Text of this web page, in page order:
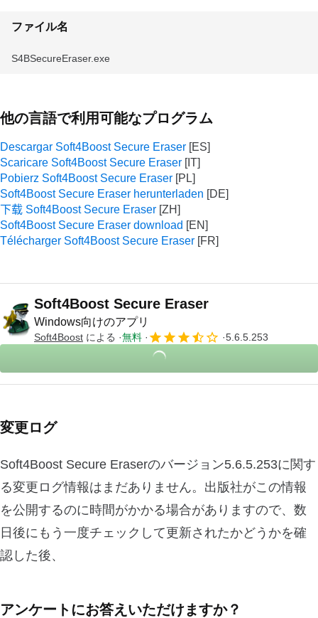
ファイル名
S4BSecureEraser.exe
他の言語で利用可能なプログラム
Descargar Soft4Boost Secure Eraser
Scaricare Soft4Boost Secure Eraser
Pobierz Soft4Boost Secure Eraser
Soft4Boost Secure Eraser herunterladen
下载 Soft4Boost Secure Eraser
Soft4Boost Secure Eraser download
Télécharger Soft4Boost Secure Eraser
Soft4Boost Secure Eraser
Windows向けのアプリ
Soft4Boost による 無料 5.6.5.253
変更ログ
Soft4Boost Secure Eraserのバージョン5.6.5.253に関す
る変更ログ情報はまだありません。出版社がこの情報
を公開するのに時間がかかる場合がありますので、数
日後にもう一度チェックして更新されたかどうかを確
認した後、
アンケートにお答えいただけますか？